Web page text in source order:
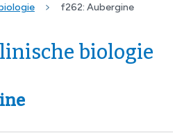
f262: Aubergine
biologie